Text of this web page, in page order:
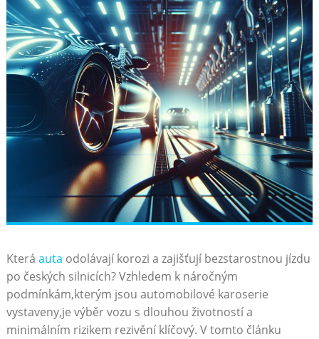
Která auta odolávají korozi a zajišťují bezstarostnou jízdu
po českých silnicích? Vzhledem k náročným
podmínkám,kterým jsou automobilové karoserie
vystaveny,je výběr vozu s dlouhou životností a
minimálním rizikem rezivění klíčový. V tomto článku